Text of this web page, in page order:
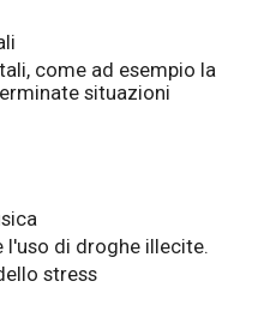
come ad esempio la
situazioni
l'uso di droghe illecite.
stress